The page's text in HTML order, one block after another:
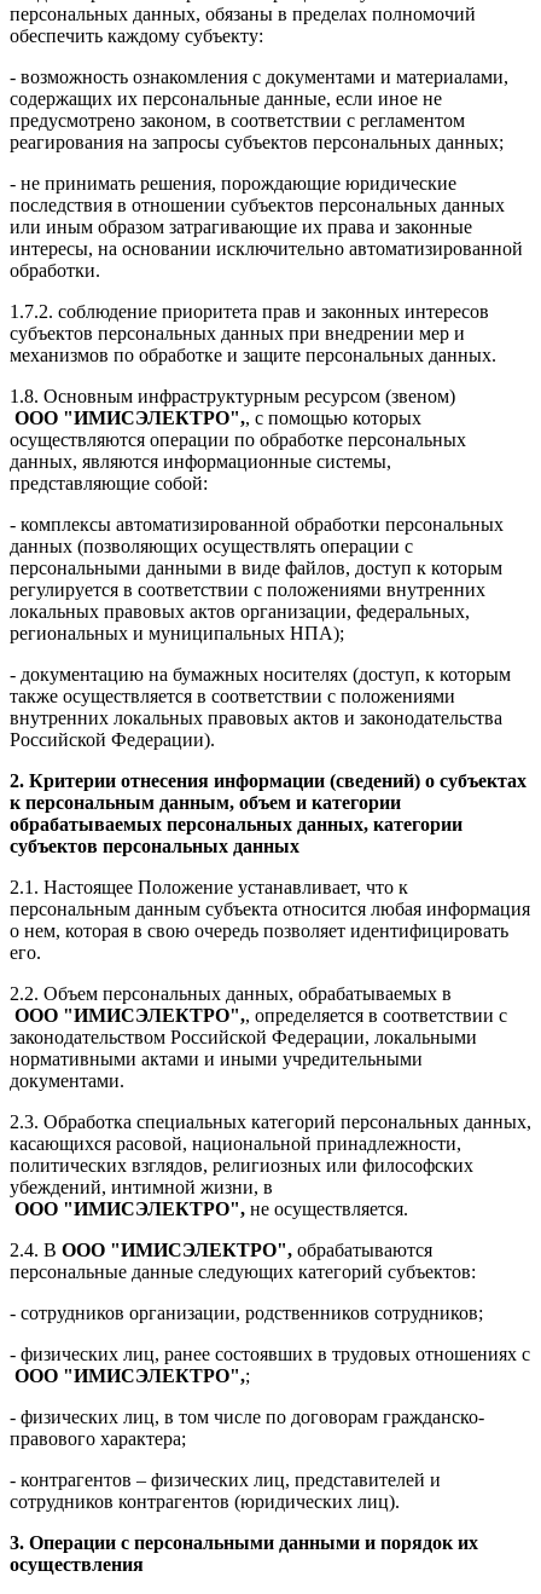
персональных данных, обязаны в пределах полномочий
обеспечить каждому субъекту:
- возможность ознакомления с документами и материалами,
содержащих их персональные данные, если иное не
предусмотрено законом, в соответствии с регламентом
реагирования на запросы субъектов персональных данных;
- не принимать решения, порождающие юридические
последствия в отношении субъектов персональных данных
или иным образом затрагивающие их права и законные
интересы, на основании исключительно автоматизированной
обработки.
1.7.2. соблюдение приоритета прав и законных интересов
субъектов персональных данных при внедрении мер и
механизмов по обработке и защите персональных данных.
1.8. Основным инфраструктурным ресурсом (звеном)
ООО "ИМИСЭЛЕКТРО",, с помощью которых
осуществляются операции по обработке персональных
данных, являются информационные системы,
представляющие собой:
- комплексы автоматизированной обработки персональных
данных (позволяющих осуществлять операции с
персональными данными в виде файлов, доступ к которым
регулируется в соответствии с положениями внутренних
локальных правовых актов организации, федеральных,
региональных и муниципальных НПА);
- документацию на бумажных носителях (доступ, к которым
также осуществляется в соответствии с положениями
внутренних локальных правовых актов и законодательства
Российской Федерации).
2. Критерии отнесения информации (сведений) о субъектах
к персональным данным, объем и категории
обрабатываемых персональных данных, категории
субъектов персональных данных
2.1. Настоящее Положение устанавливает, что к
персональным данным субъекта относится любая информация
о нем, которая в свою очередь позволяет идентифицировать
его.
2.2. Объем персональных данных, обрабатываемых в
ООО "ИМИСЭЛЕКТРО",, определяется в соответствии с
законодательством Российской Федерации, локальными
нормативными актами и иными учредительными
документами.
2.3. Обработка специальных категорий персональных данных,
касающихся расовой, национальной принадлежности,
политических взглядов, религиозных или философских
убеждений, интимной жизни, в
ООО "ИМИСЭЛЕКТРО", не осуществляется.
2.4. В ООО "ИМИСЭЛЕКТРО", обрабатываются
персональные данные следующих категорий субъектов:
- сотрудников организации, родственников сотрудников;
- физических лиц, ранее состоявших в трудовых отношениях с
ООО "ИМИСЭЛЕКТРО",;
- физических лиц, в том числе по договорам гражданско-
правового характера;
- контрагентов – физических лиц, представителей и
сотрудников контрагентов (юридических лиц).
3. Операции с персональными данными и порядок их
осуществления